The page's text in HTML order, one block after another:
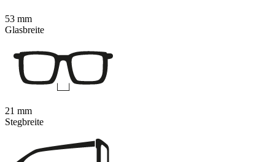
53 mm
Glasbreite
21 mm
Stegbreite